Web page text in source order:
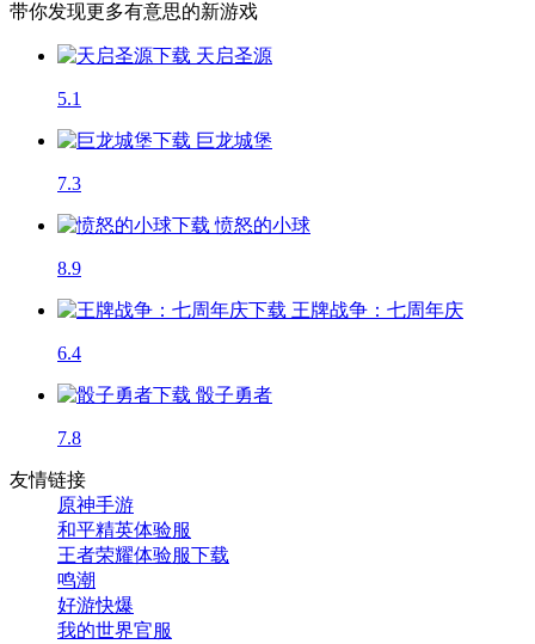
带你发现更多有意思的新游戏
天启圣源
5.1
巨龙城堡
7.3
愤怒的小球
8.9
王牌战争：七周年庆
6.4
骰子勇者
7.8
友情链接
原神手游
和平精英体验服
王者荣耀体验服下载
鸣潮
好游快爆
我的世界官服